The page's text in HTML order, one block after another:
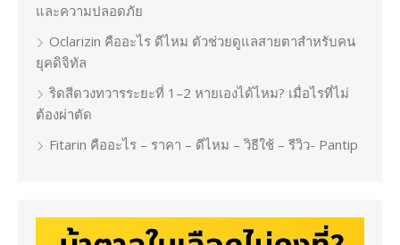
และความปลอดภัย
Oclarizin คืออะไร ดีไหม ตัวช่วยดูแลสายตาสำหรับคน
ยุคดิจิทัล
ริดสีดวงทวารระยะที่ 1–2 หายเองได้ไหม? เมื่อไรที่ไม่
ต้องผ่าตัด
Fitarin คืออะไร – ราคา – ดีไหม – วิธีใช้ – รีวิว- Pantip